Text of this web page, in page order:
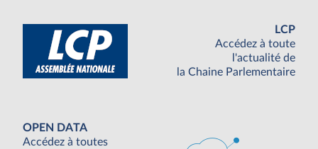
LCP
Accédez à toute
l'actualité de
la Chaine Parlementaire
OPEN DATA
Accédez à toutes